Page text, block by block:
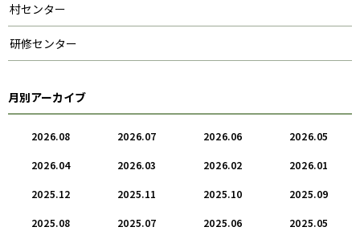
村センター
研修センター
月別アーカイブ
2026.08 2026.07 2026.06 2026.05
2026.04 2026.03 2026.02 2026.01
2025.12 2025.11 2025.10 2025.09
2025.08 2025.07 2025.06 2025.05